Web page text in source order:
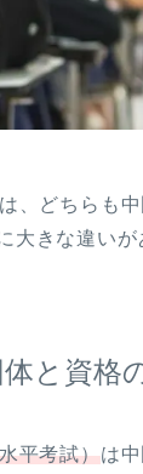
、どちらも
大きな違いが
と資格
平考試）は